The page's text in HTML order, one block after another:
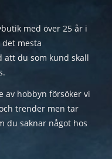
med över 25 år i
mesta
att du som kund skall
av hobbyn försöker vi
trender men tar
du saknar något hos